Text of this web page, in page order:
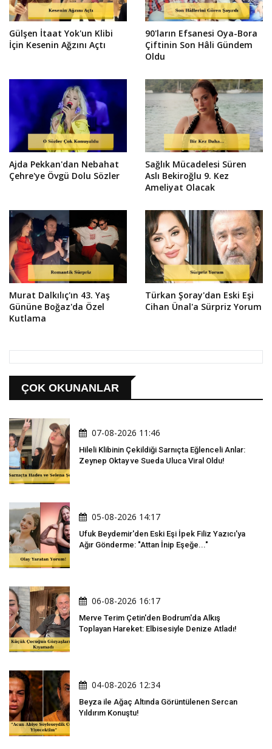
Gülşen İtaat Yok'un Klibi
İçin Kesenin Ağzını Açtı
90'ların Efsanesi Oya-Bora
Çiftinin Son Hâli Gündem
Oldu
Ajda Pekkan'dan Nebahat
Çehre'ye Övgü Dolu Sözler
Sağlık Mücadelesi Süren
Aslı Bekiroğlu 9. Kez
Ameliyat Olacak
Murat Dalkılıç'ın 43. Yaş
Gününe Boğaz'da Özel
Kutlama
Türkan Şoray'dan Eski Eşi
Cihan Ünal'a Sürpriz Yorum
ÇOK OKUNANLAR
07-08-2026 11:46
Hileli Klibinin Çekildiği Sarnıçta Eğlenceli Anlar:
Zeynep Oktay ve Sueda Uluca Viral Oldu!
05-08-2026 14:17
Ufuk Beydemir'den Eski Eşi İpek Filiz Yazıcı'ya
Ağır Gönderme: "Attan İnip Eşeğe..."
06-08-2026 16:17
Merve Terim Çetin'den Bodrum'da Alkış
Toplayan Hareket: Elbisesiyle Denize Atladı!
04-08-2026 12:34
Beyza ile Ağaç Altında Görüntülenen Sercan
Yıldırım Konuştu!